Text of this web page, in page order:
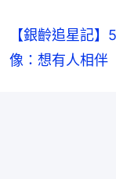
【銀齡追星記
像：想有人相伴